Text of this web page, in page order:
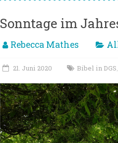
Sonntage im
Rebecca Mathes
21. Juni 2020 Bibel in DGS,